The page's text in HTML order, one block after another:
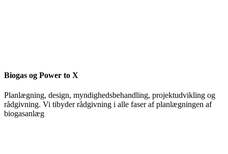
Biogas og Power to X
Planlægning, design, myndighedsbehandling, projektudvikling og
rådgivning. Vi tibyder rådgivning i alle faser af planlægningen af
biogasanlæg